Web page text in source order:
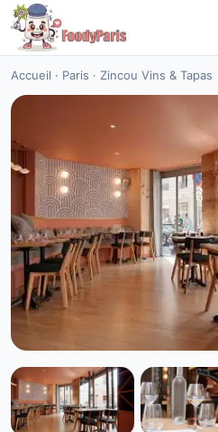
Accueil · Paris · Zincou Vins & Tapas
BAR À VIN